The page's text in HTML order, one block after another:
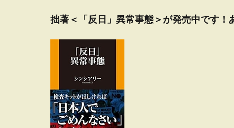
拙著＜「反日」異常事態＞が発売中です！